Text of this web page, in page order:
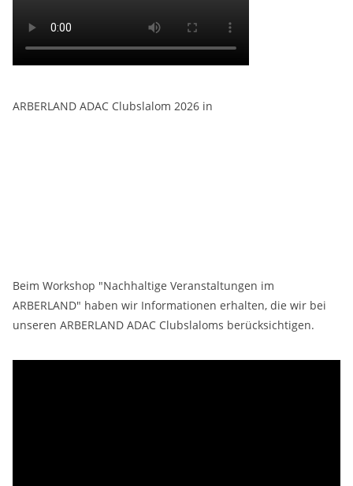
ARBERLAND ADAC Clubslalom 2026 in
Beim Workshop "Nachhaltige Veranstaltungen im
ARBERLAND" haben wir Informationen erhalten, die wir bei
unseren ARBERLAND ADAC Clubslaloms berücksichtigen.